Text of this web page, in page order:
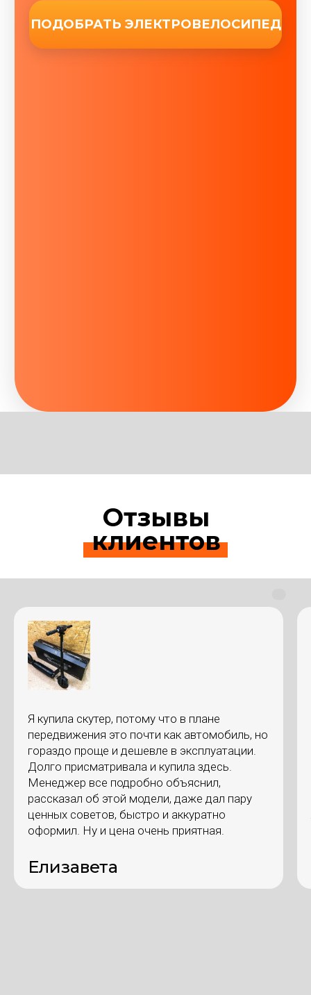
Отзывы
клиентов
Я купила скутер, потому что в плане
передвижения это почти как автомобиль, но
гораздо проще и дешевле в эксплуатации.
Долго присматривала и купила здесь.
Менеджер все подробно объяснил,
рассказал об этой модели, даже дал пару
ценных советов, быстро и аккуратно
оформил. Ну и цена очень приятная.
Елизавета